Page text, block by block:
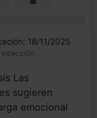
18/11/2025
Las
sugieren
emocional